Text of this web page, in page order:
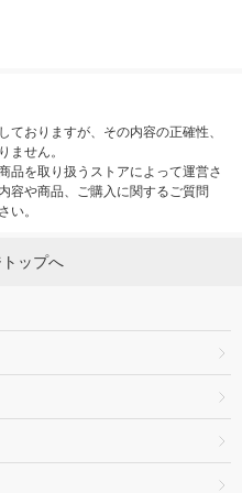
おりますが、その内容の正確性、
ません。
品を取り扱うストアによって運営さ
容や商品、ご購入に関するご質問
い。
ップへ